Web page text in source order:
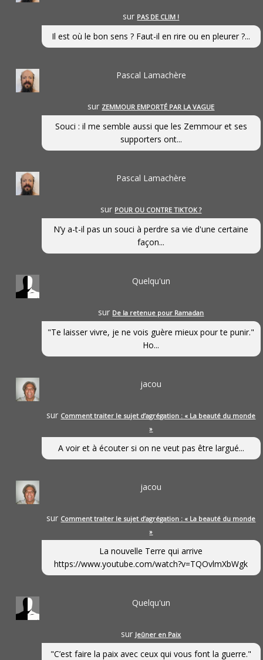
sur PAS DE CLIM !
Il est où le bon sens ? Faut-il en rire ou en pleurer ?...
Pascal Lamachère
sur ZEMMOUR EMPORTÉ PAR LA VAGUE
Souci : il me semble aussi que les Zemmour et ses
supporters ont...
Pascal Lamachère
sur POUR OU CONTRE TIKTOK ?
N’y a-t-il pas un souci à perdre sa vie d'une certaine
façon...
Quelqu'un
sur De la retenue pour Ramadan
"Te laisser vivre, je ne vois guère mieux pour te punir."
Ho...
jacou
sur Comment traiter le sujet d’agrégation : « La beauté du monde
»
A voir et à écouter si on ne veut pas être largué...
jacou
sur Comment traiter le sujet d’agrégation : « La beauté du monde
»
La nouvelle Terre qui arrive
https://www.youtube.com/watch?v=TQOvlmXbWgk
Quelqu'un
sur Jeûner en Paix
"C’est faire la paix avec ceux qui vous font la guerre."